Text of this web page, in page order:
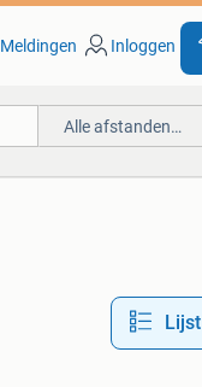
Meldingen Inloggen
Alle afstanden…
Lijst